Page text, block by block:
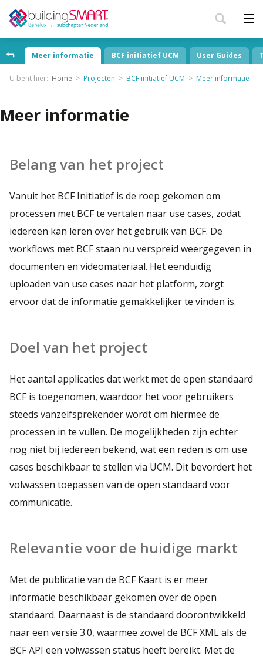
BCF initiatief UCM
Meer informatie User Guides
U bent hier: Home Projecten BCF initiatief UCM Meer informatie
Meer informatie
Belang van het project
Vanuit het BCF Initiatief is de roep gekomen om
processen met BCF te vertalen naar use cases, zodat
iedereen kan leren over het gebruik van BCF. De
workflows met BCF staan nu verspreid weergegeven in
documenten en videomateriaal. Het eenduidig
uploaden van use cases naar het platform, zorgt
ervoor dat de informatie gemakkelijker te vinden is.
Doel van het project
Het aantal applicaties dat werkt met de open standaard
BCF is toegenomen, waardoor het voor gebruikers
steeds vanzelfsprekender wordt om hiermee de
processen in te vullen. De mogelijkheden zijn echter
nog niet bij iedereen bekend, wat een reden is om use
cases beschikbaar te stellen via UCM. Dit bevordert het
volwassen toepassen van de open standaard voor
communicatie.
Relevantie voor de huidige markt
Met de publicatie van de BCF Kaart is er meer
informatie beschikbaar gekomen over de open
standaard. Daarnaast is de standaard doorontwikkeld
naar een versie 3.0, waarmee zowel de BCF XML als de
BCF API een volwassen status heeft bereikt. Met de